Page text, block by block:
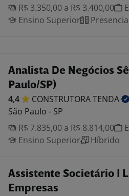
R$ 3.350,00 a R$ 3.400,00
Ensino Superior
Analista De Negócios
Paulo/SP)
4,4 CONSTRUTORATENDA
São Paulo - SP
R$ 7.835,00 a R$ 8.814,00
Ensino Superior
Híbrido
Assistente Societário |
Empresas